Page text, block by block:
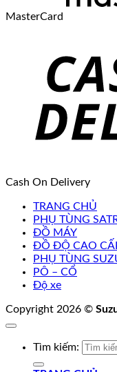
MasterCard
Cash On Delivery
TRANG CHỦ
PHỤ TÙNG
ĐỒ MÁY
ĐỒ ĐỘ CAO
PHỤ TÙNG
PÔ – CỔ
Độ xe
Copyright 2026 ©
Tìm kiếm: